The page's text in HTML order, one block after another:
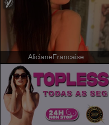
AlicianeFrancaise